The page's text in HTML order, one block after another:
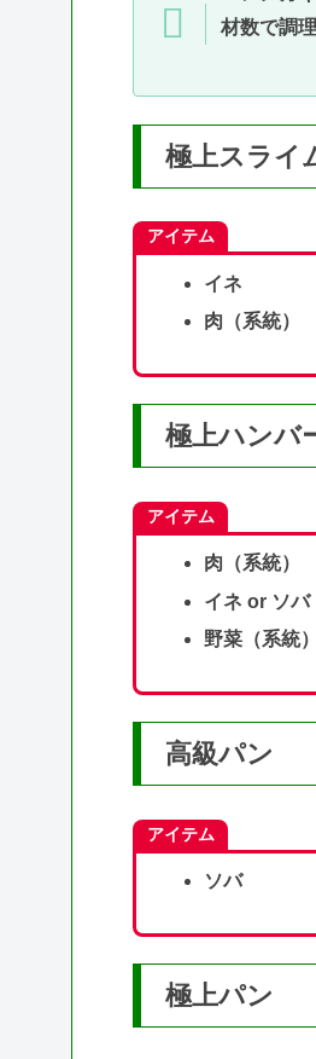
材数で調
極上スライ
アイテム
イネ
肉（系統）
極上ハンバ
アイテム
肉（系統）
イネ or ソバ
野菜（系統）
高級パン
アイテム
ソバ
極上パン